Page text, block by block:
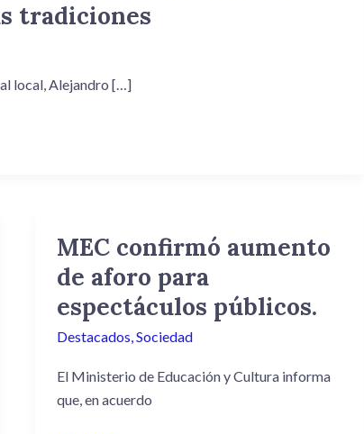
tradiciones
local, Alejandro […]
MEC confirmó aumento
de aforo para
espectáculos públicos.
Destacados,Sociedad
El Ministerio de Educación y Cultura informa
que, en acuerdo
MEC
confirmó
aumento
de
aforo
espectáculos
públicos.